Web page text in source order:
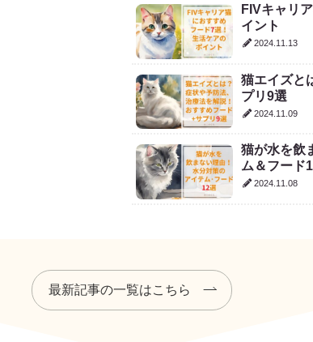
FIVキャリ
イント
2024.11.13
猫エイズと
プリ9選
2024.11.09
猫が水を飲
ム＆フード
2024.11.08
最新記事の一覧はこちら